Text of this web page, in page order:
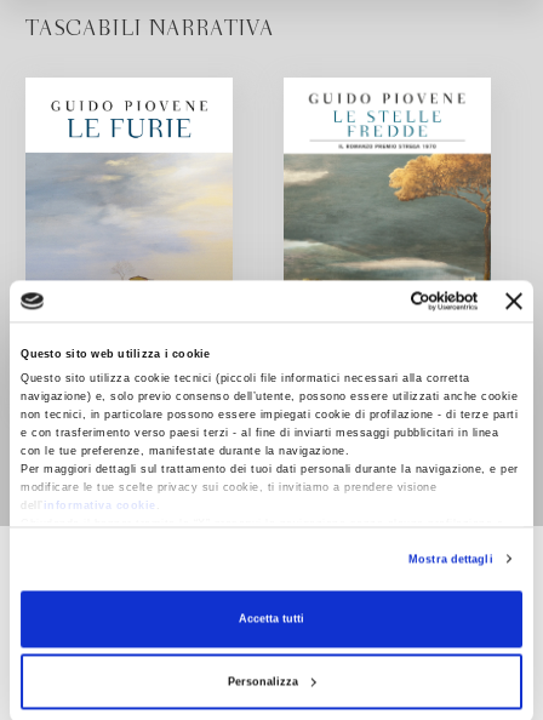
Questo sito web utilizza i cookie
Questo sito utilizza cookie tecnici (piccoli file informatici necessari alla corretta
navigazione) e, solo previo consenso dell’utente, possono essere utilizzati anche cookie
non tecnici, in particolare possono essere impiegati cookie di profilazione - di terze parti
e con trasferimento verso paesi terzi - al fine di inviarti messaggi pubblicitari in linea
con le tue preferenze, manifestate durante la navigazione.
Per maggiori dettagli sul trattamento dei tuoi dati personali durante la navigazione, e per
modificare le tue scelte privacy sui cookie, ti invitiamo a prendere visione
dell’
informativa cookie
RevocaMostra dettagli
Accetta tutti
Personalizza
TASCABILI NARRATIVA
Le Furie
Guido Piovene
Le stelle fredde
Guido Piovene